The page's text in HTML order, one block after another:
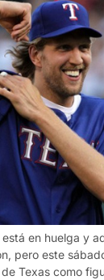
en huelga y
pero este
Texas como